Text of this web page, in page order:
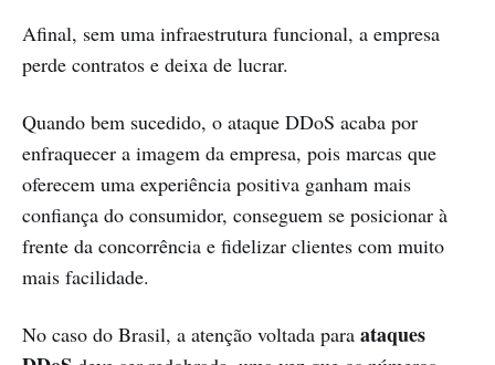
Afinal, sem uma infraestrutura funcional, a empresa
perde contratos e deixa de lucrar.
Quando bem sucedido, o ataque DDoS acaba por
enfraquecer a imagem da empresa, pois marcas que
oferecem uma experiência positiva ganham mais
confiança do consumidor, conseguem se posicionar à
frente da concorrência e fidelizar clientes com muito
mais facilidade.
No caso do Brasil, a atenção voltada para ataques